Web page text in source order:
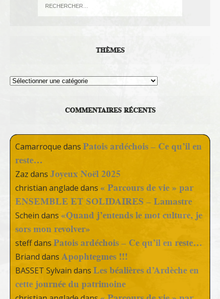
THÈMES
Thèmes
COMMENTAIRES RÉCENTS
Camarroque dans Patois ardéchois – Ce qu’il en
reste…
Zaz dans Joyeux Noël 2025
christian anglade dans « Parcours de vie » par
ENSEMBLE ET SOLIDAIRES – Lamastre
Schein dans «Quand j’entends le mot culture, je
sors mon revolver»
steffdans Patois ardéchois – Ce qu’il en reste…
Briand dans Apophtegmes !!!
BASSET Sylvain dans Les béalières d’Ardèche en
cette journée du patrimoine